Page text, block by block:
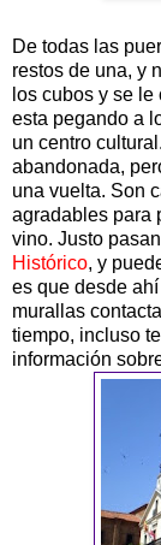
De todas las
restos de una, y
los cubos y se le
esta pegando a
un centro
abandonada,
una vuelta. Son
agradables para
vino. Justo
Histórico, y
es que desde
murallas
tiempo, incluso
información